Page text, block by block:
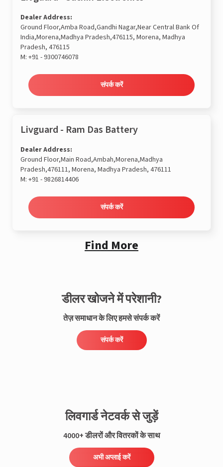
Dealer Address:
Ground Floor,Amba Road,Gandhi Nagar,Near Central Bank Of
India,Morena,Madhya Pradesh,476115, Morena, Madhya
Pradesh, 476115
M: +91 - 9300746078
संपर्क करें
Livguard - Ram Das Battery
Dealer Address:
Ground Floor,Main Road,Ambah,Morena,Madhya
Pradesh,476111, Morena, Madhya Pradesh, 476111
M: +91 - 9826814406
संपर्क करें
Find More
डीलर खोजने में परेशानी?
तेज़ समाधान के लिए हमसे संपर्क करें
संपर्क करें
लिवगार्ड नेटवर्क से जुड़ें
4000+ डीलरों और वितरकों के साथ
अभी अप्लाई करें